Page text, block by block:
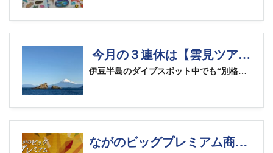
今月の３連休は【雲見ツアー】へ！
伊豆半島のダイブスポット中でも“別格の地形ポイント”として知られる西伊豆・雲見
ながのビッグプレミアム商品券、当店で使えます！